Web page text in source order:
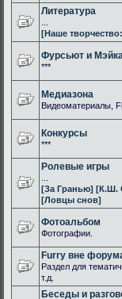
Литература
[Наше
Фурсьют и
***
Медиазона
Видеоматериалы,
Конкурсы
***
Ролевые игры
[За Гранью] [К.Ш.
[Ловцы снов]
Фотоальбом
Фотографии.
Furry вне
Раздел для
т.д.
Беседы и